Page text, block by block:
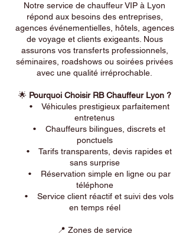
Notre service de chauffeur VIP à Lyon
répond aux besoins des entreprises,
agences événementielles, hôtels, agences
de voyage et clients exigeants. Nous
assurons vos transferts professionnels,
séminaires, roadshows ou soirées privées
avec une qualité irréprochable.
🌟 Pourquoi Choisir RB Chauffeur Lyon ?
• Véhicules prestigieux parfaitement
entretenus
• Chauffeurs bilingues, discrets et
ponctuels
• Tarifs transparents, devis rapides et
sans surprise
• Réservation simple en ligne ou par
téléphone
• Service client réactif et suivi des vols
en temps réel
📍 Zones de service